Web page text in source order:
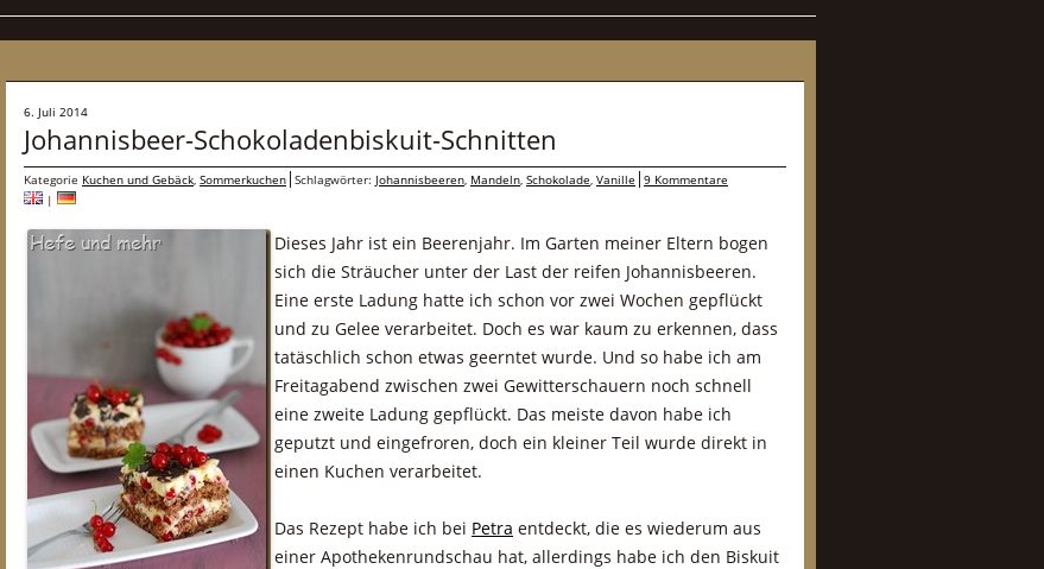
6. Juli 2014
Johannisbeer-Schokoladenbiskuit-Schnitten
Kategorie Kuchen und Gebäck, Sommerkuchen Schlagwörter: Johannisbeeren, Mandeln, Schokolade, Vanille 9 Kommentare
|
Dieses Jahr ist ein Beerenjahr. Im Garten meiner Eltern bogen
sich die Sträucher unter der Last der reifen Johannisbeeren.
Eine erste Ladung hatte ich schon vor zwei Wochen gepflückt
und zu Gelee verarbeitet. Doch es war kaum zu erkennen, dass
tatäschlich schon etwas geerntet wurde. Und so habe ich am
Freitagabend zwischen zwei Gewitterschauern noch schnell
eine zweite Ladung gepflückt. Das meiste davon habe ich
geputzt und eingefroren, doch ein kleiner Teil wurde direkt in
einen Kuchen verarbeitet.
Das Rezept habe ich bei Petra entdeckt, die es wiederum aus
einer Apothekenrundschau hat, allerdings habe ich den Biskuit